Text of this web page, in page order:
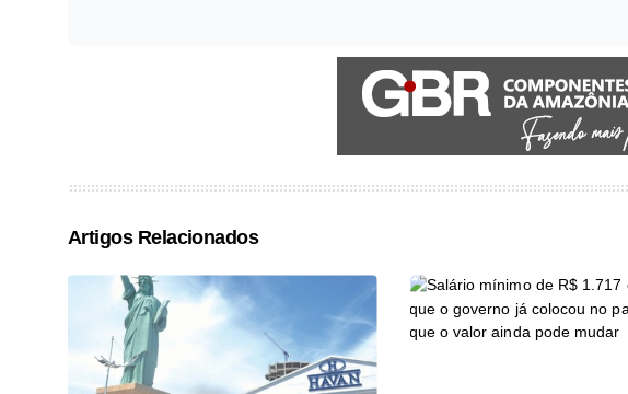
Artigos Relacionados